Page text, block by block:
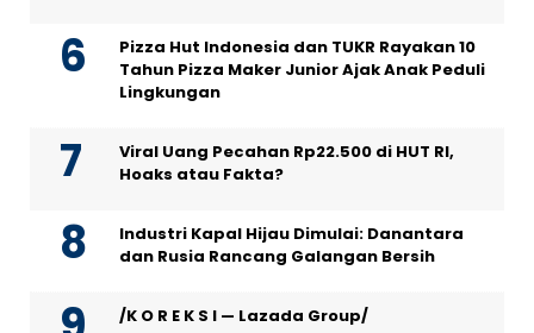
Pizza Hut Indonesia dan TUKR Rayakan 10
Tahun Pizza Maker Junior Ajak Anak Peduli
Lingkungan
Viral Uang Pecahan Rp22.500 di HUT RI,
Hoaks atau Fakta?
Industri Kapal Hijau Dimulai: Danantara
dan Rusia Rancang Galangan Bersih
/K O R E K S I — Lazada Group/